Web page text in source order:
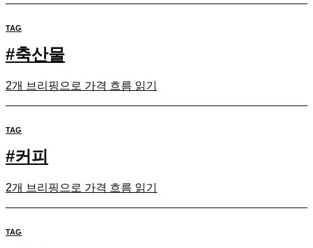
TAG
#축산물
2개 브리핑으로 가격 흐름 읽기
TAG
#커피
2개 브리핑으로 가격 흐름 읽기
TAG